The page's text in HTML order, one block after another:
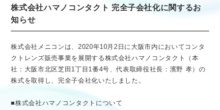
ニュース
採用情報
医療従事者向け情報 GLOBAL
株式会社ハマノコンタクト 完全子会社化に関するお
知らせ
株式会社メニコンは、2020年10月2日に大阪市内においてコンタ
クトレンズ販売事業を展開する株式会社ハマノコンタクト（本
社：大阪市北区芝田1丁目1番4号、代表取締役社長：濱野 孝）の
株式を取得し、完全子会社化いたしました。
■株式会社ハマノコンタクトについて